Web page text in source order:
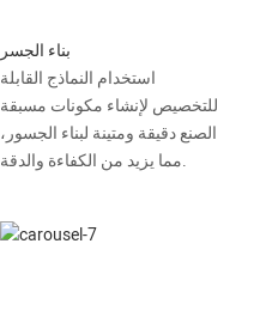
بناء الجسر
استخدام النماذج القابلة
للتخصيص لإنشاء مكونات مسبقة
الصنع دقيقة ومتينة لبناء الجسور،
مما يزيد من الكفاءة والدقة.